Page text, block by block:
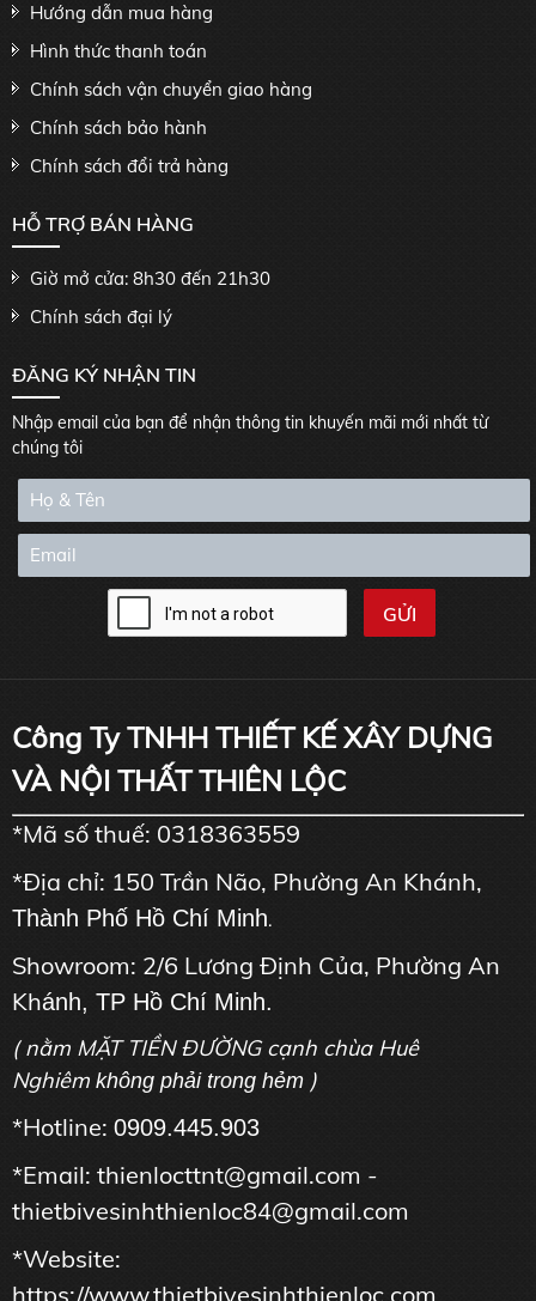
Hướng dẫn mua hàng
Hình thức thanh toán
Chính sách vận chuyển giao hàng
Chính sách bảo hành
Chính sách đổi trả hàng
HỖ TRỢ BÁN HÀNG
Giờ mở cửa: 8h30 đến 21h30
Chính sách đại lý
ĐĂNG KÝ NHẬN TIN
Nhập email của bạn để nhận thông tin khuyến mãi mới nhất từ
chúng tôi
Công Ty TNHH THIẾT KẾ XÂY DỰNG
VÀ NỘI THẤT THIÊN LỘC
*Mã số thuế: 0318363559
*Địa chỉ: 150 Trần Não, Phường An Khánh,
Thành Phố Hồ Chí Minh.
Showroom: 2/6 Lương Định Của, Phường An
Khánh, TP Hồ Chí Minh.
( nằm MẶT TIỀN ĐƯỜNG cạnh chùa Huê
Nghiêm không phải trong hẻm )
*Hotline: 0909.445.903
*Email: thienlocttnt@gmail.com -
thietbivesinhthienloc84@gmail.com
*Website:
https://www.thietbivesinhthienloc.com